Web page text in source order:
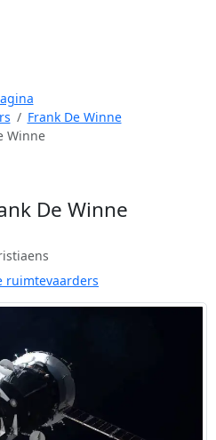
Frank De Winne
Winne
De Winne
ruimtevaarders